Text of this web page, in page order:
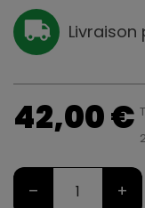
Livraison
42,00 €
– +